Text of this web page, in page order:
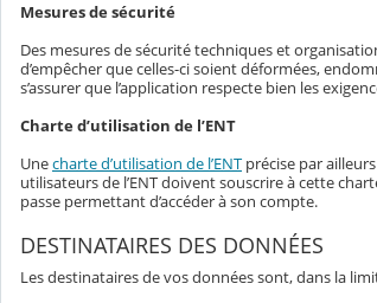
Mesures de sécurité
Des mesures de sécurité techniques et
d’empêcher que celles-ci soient déformées,
s’assurer que l’application respecte bien les
Charte d’utilisation de l’ENT
Unecharte d’utilisation de l’ENT précise par
utilisateurs de l’ENT doivent souscrire à cette
passe permettant d’accéder à son compte.
DESTINATAIRES DES DONNÉES
Les destinataires de vos données sont, dans la